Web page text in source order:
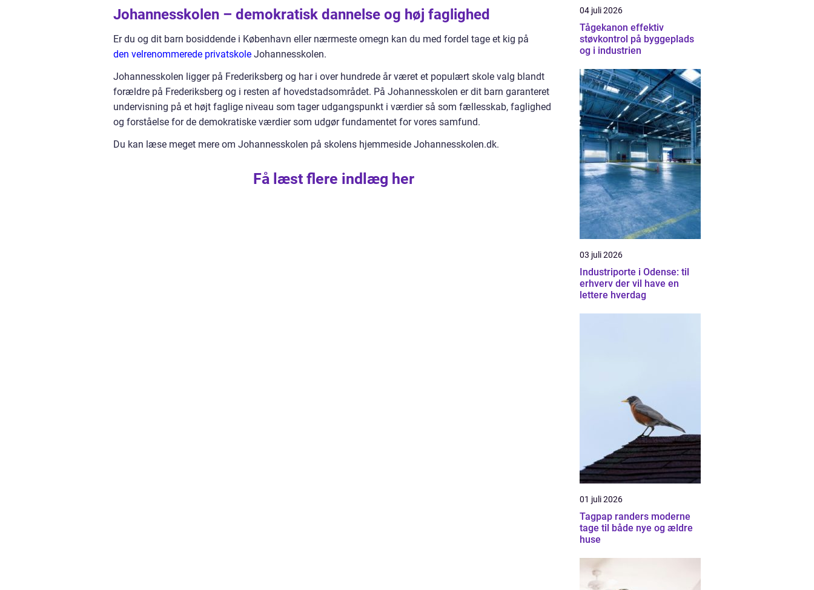
Johannesskolen – demokratisk dannelse og høj faglighed
Er du og dit barn bosiddende i København eller nærmeste omegn kan du med fordel tage et kig på
den velrenommerede privatskole Johannesskolen.
Johannesskolen ligger på Frederiksberg og har i over hundrede år været et populært skole valg blandt
forældre på Frederiksberg og i resten af hovedstadsområdet. På Johannesskolen er dit barn garanteret
undervisning på et højt faglige niveau som tager udgangspunkt i værdier så som fællesskab, faglighed
og forståelse for de demokratiske værdier som udgør fundamentet for vores samfund.
Du kan læse meget mere om Johannesskolen på skolens hjemmeside Johannesskolen.dk.
Få læst flere indlæg her
04 juli 2026
Tågekanon effektiv
støvkontrol på byggeplads
og i industrien
03 juli 2026
Industriporte i Odense: til
erhverv der vil have en
lettere hverdag
01 juli 2026
Tagpap randers moderne
tage til både nye og ældre
huse